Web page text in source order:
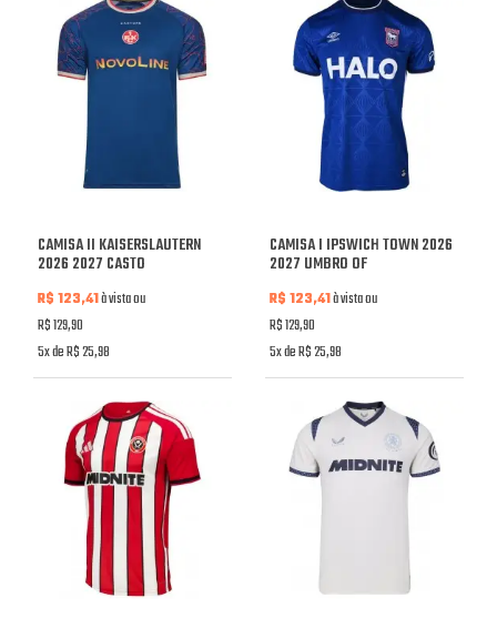
CAMISA II KAISERSLAUTERN
2026 2027 CASTO
R$ 123,41à vista ou
R$ 129,90
5x de R$ 25,98
CAMISA I IPSWICH TOWN 2026
2027 UMBRO OF
R$ 123,41à vista ou
R$ 129,90
5x de R$ 25,98